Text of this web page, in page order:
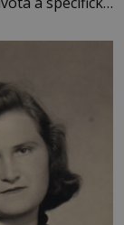
měl působit
je